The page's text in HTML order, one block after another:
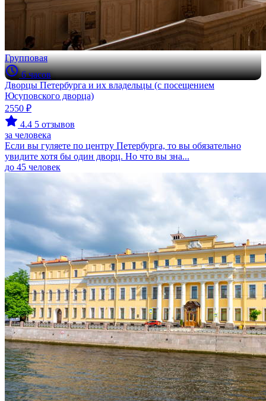
Групповая
6 часов
Дворцы Петербурга и их владельцы (с посещением
Юсуповского дворца)
2550 ₽
4.4 5 отзывов
за человека
Если вы гуляете по центру Петербурга, то вы обязательно
увидите хотя бы один дворц. Но что вы зна...
до 45 человек